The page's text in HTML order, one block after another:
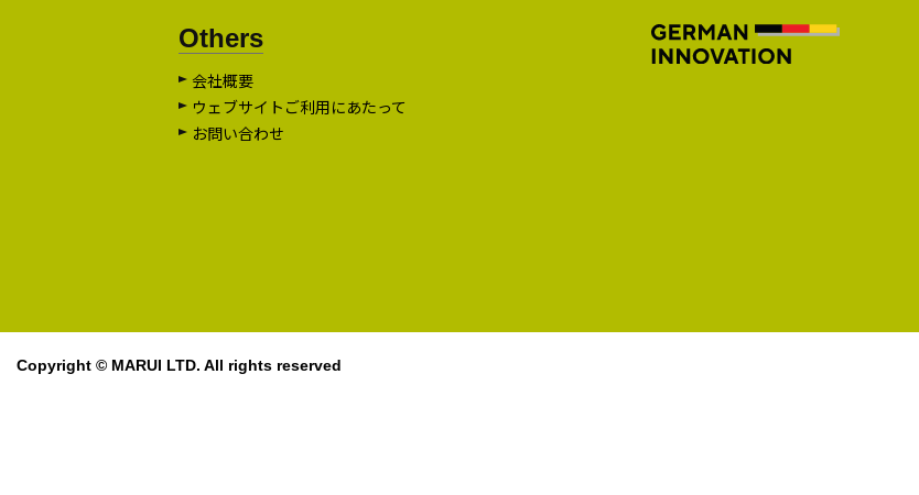
Others
会社概要
ウェブサイトご利用にあたって
お問い合わせ
Copyright © MARUI LTD. All rights reserved